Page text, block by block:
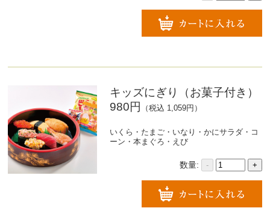
キッズにぎり（お菓子付き）
980円
（税込 1,059円）
いくら・たまご・いなり・かにサラダ・コ
ーン・本まぐろ・えび
数量: - +